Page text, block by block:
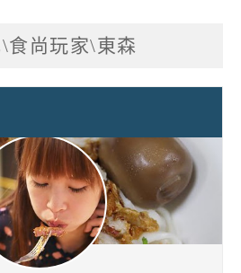
食尚玩家\東森